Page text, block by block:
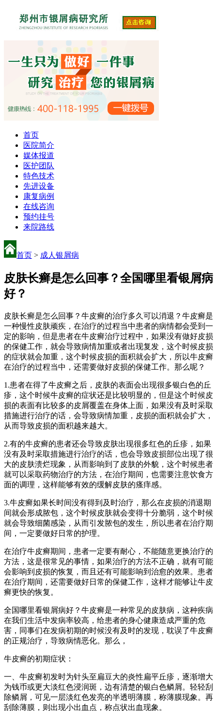
首页
医院简介
媒体报道
医护团队
特色技术
先进设备
康复病例
在线咨询
预约挂号
来院路线
首页 > 成人银屑病
皮肤长癣是怎么回事？全国哪里看银屑病
好？
皮肤长癣是怎么回事？牛皮癣的治疗多久可以消退？牛皮癣是
一种慢性皮肤顽疾，在治疗的过程当中患者的病情都会受到一
定的影响，但是患者在牛皮癣治疗过程中，如果没有做好皮损
的保健工作，就会导致病情加重或者出现复发，这个时候皮损
的症状就会加重，这个时候皮损的面积就会扩大，所以牛皮癣
在治疗的过程当中，还需要做好皮损的保健工作。那么呢？
1.患者在得了牛皮癣之后，皮肤的表面会出现很多银白色的丘
疹，这个时候牛皮癣的症状还是比较明显的，但是这个时候皮
损的表面有比较多的皮屑覆盖在身体上面，如果没有及时采取
措施进行治疗的话，会导致病情加重，皮损的面积就会扩大，
从而导致皮损的面积越来越大。
2.有的牛皮癣的患者还会导致皮肤出现很多红色的丘疹，如果
没有及时采取措施进行治疗的话，也会导致皮损部位出现了很
大的皮肤溃烂现象，从而影响到了皮肤的外貌，这个时候患者
就可以采取药物治疗的方法，在治疗期间，也需要注意饮食方
面的调理，这样能够有效的缓解皮肤的瘙痒感。
3.牛皮癣如果长时间没有得到及时治疗，那么在皮损的消退期
间就会形成脓包，这个时候皮肤就会变得十分脆弱，这个时候
就会导致细菌感染，从而引发脓包的发生，所以患者在治疗期
间，一定要做好日常的护理。
在治疗牛皮癣期间，患者一定要有耐心，不能随意更换治疗的
方法，这是很常见的事情，如果治疗的方法不正确，就有可能
会影响到皮损的恢复，而且还有可能影响到治愈的效果。患者
在治疗期间，还需要做好日常的保健工作，这样才能够让牛皮
癣更快的恢复。
全国哪里看银屑病好？牛皮癣是一种常见的皮肤病，这种疾病
在我们生活中发病率较高，给患者的身心健康造成严重的危
害，同事们在发病初期的时候没有及时的发现，耽误了牛皮癣
的正规治疗，导致病情恶化。那么，
牛皮癣的初期症状：
一、牛皮癣初发时为针头至扁豆大的炎性扁平丘疹，逐渐增大
为钱币或更大淡红色浸润斑，边有清楚的银白色鳞屑。轻轻刮
除鳞屑，可见一层淡红色发亮的半透明薄膜，称薄膜现象。再
刮除薄膜，则出现小出血点，称点状出血现象。